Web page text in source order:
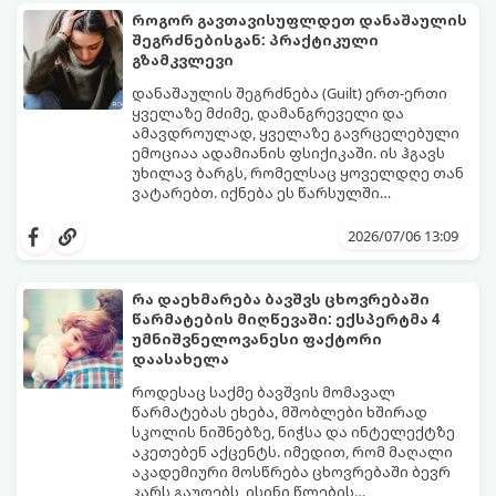
წესი:
როგორ გავთავისუფლდეთ დანაშაულის
შეგრძნებისგან: პრაქტიკული
გზამკვლევი
დანაშაულის შეგრძნება (Guilt) ერთ-ერთი
ყველაზე მძიმე, დამანგრეველი და
ამავდროულად, ყველაზე გავრცელებული
ემოციაა ადამიანის ფსიქიკაში. ის ჰგავს
უხილავ ბარგს, რომელსაც ყოველდღე თან
ვატარებთ. იქნება ეს წარსულში
ტკენა, ოჯახის წევრებისთვის
გადაჭარბებული მოთხოვნები
-დანაშაულის განცდა შიგნიდან ფიტავს
ადამიანს და ართმევს მას აწმყოთი
ტკბობის უნარს.
დანაშაულის გრძნობას აქვს თავისი
საკუთარი თუ საზოგადოებრივი მორალური
კოდექსი. თუმცა, როდესაც ეს ემოცია
ქრონიკულ ფორმას იღებს, ის ნევროზულ,
ტოქსიკურ სინდრომად იქცევა.
გთავაზობთ პრაქტიკულ, ფსიქოლოგიურ
გზამკვლევს, თუ როგორ დაამუშაოთ
წარსულის შეცდომები და
გათავისუფლდეთ ამ მძიმე ტვირთისგან:
2026/07/06 13:09
რა დაეხმარება ბავშვს ცხოვრებაში
წარმატების მიღწევაში: ექსპერტმა 4
უმნიშვნელოვანესი ფაქტორი
დაასახელა
როდესაც საქმე ბავშვის მომავალ
წარმატებას ეხება, მშობლები ხშირად
სკოლის ნიშნებზე, ნიჭსა და ინტელექტზე
აკეთებენ აქცენტს. იმედით, რომ მაღალი
აკადემიური მოსწრება ცხოვრებაში ბევრ
კარს გაუღებს, ისინი წლების